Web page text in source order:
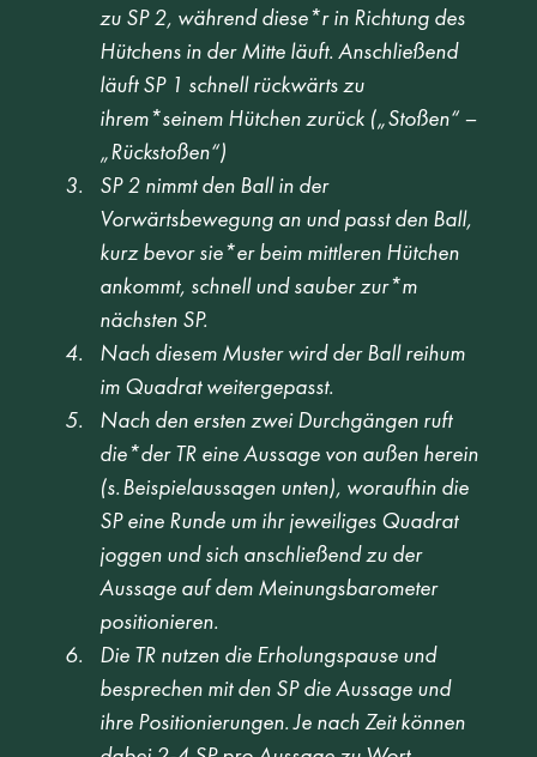
zu SP 2, während diese*r in Richtung des
Hütchens in der Mitte läuft. Anschließend
läuft SP 1 schnell rückwärts zu
ihrem*seinem Hütchen zurück („Stoßen“ –
„Rückstoßen“)
SP 2 nimmt den Ball in der
Vorwärtsbewegung an und passt den Ball,
kurz bevor sie*er beim mittleren Hütchen
ankommt, schnell und sauber zur*m
nächsten SP.
Nach diesem Muster wird der Ball reihum
im Quadrat weitergepasst.
Nach den ersten zwei Durchgängen ruft
die*der TR eine Aussage von außen herein
(s. Beispielaussagen unten), woraufhin die
SP eine Runde um ihr jeweiliges Quadrat
joggen und sich anschließend zu der
Aussage auf dem Meinungsbarometer
positionieren.
Die TR nutzen die Erholungspause und
besprechen mit den SP die Aussage und
ihre Positionierungen. Je nach Zeit können